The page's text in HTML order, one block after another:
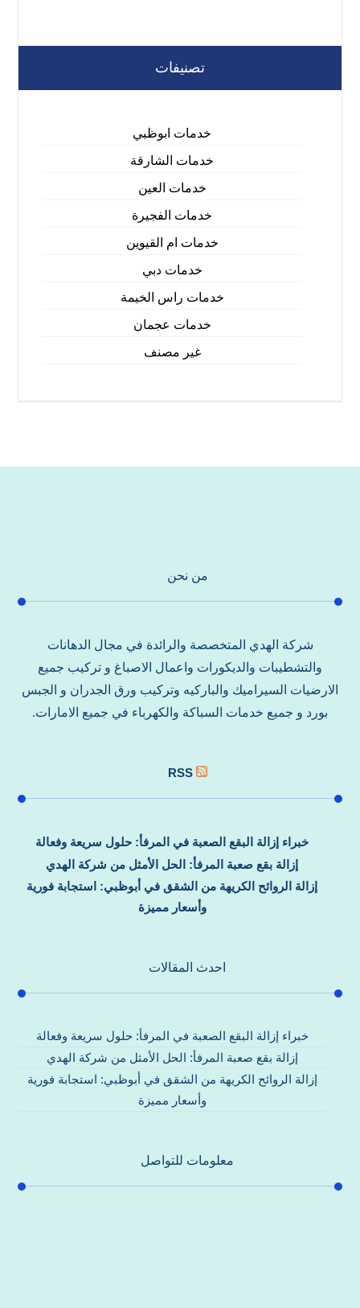
تصنيفات
خدمات ابوظبي
خدمات الشارقة
خدمات العين
خدمات الفجيرة
خدمات ام القيوين
خدمات دبي
خدمات راس الخيمة
خدمات عجمان
غير مصنف
من نحن
شركة الهدي المتخصصة والرائدة في مجال الدهانات
والتشطيبات والديكورات واعمال الاصباغ و تركيب جميع
الارضيات السيراميك والباركيه وتركيب ورق الجدران و الجبس
بورد و جميع خدمات السباكة والكهرباء في جميع الامارات.
RSS
خبراء إزالة البقع الصعبة في المرفأ: حلول سريعة وفعالة
إزالة بقع صعبة المرفأ: الحل الأمثل من شركة الهدي
إزالة الروائح الكريهة من الشقق في أبوظبي: استجابة فورية
وأسعار مميزة
احدث المقالات
خبراء إزالة البقع الصعبة في المرفأ: حلول سريعة وفعالة
إزالة بقع صعبة المرفأ: الحل الأمثل من شركة الهدي
إزالة الروائح الكريهة من الشقق في أبوظبي: استجابة فورية
وأسعار مميزة
معلومات للتواصل